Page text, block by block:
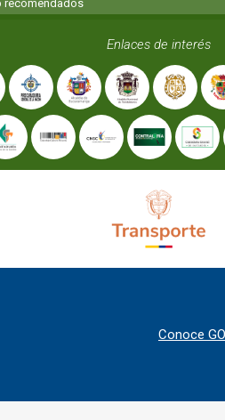
recomendados
Enlaces de interés
Conoce